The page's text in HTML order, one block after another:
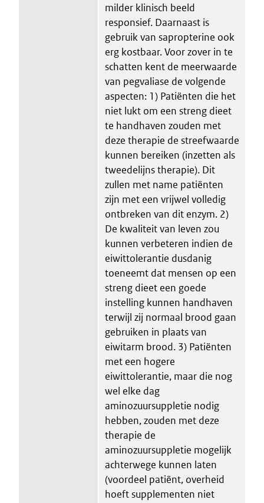
milder klinisch beeld
responsief. Daarnaast is
gebruik van sapropterine ook
erg kostbaar. Voor zover in te
schatten kent de meerwaarde
van pegvaliase de volgende
aspecten: 1) Patiënten die het
niet lukt om een streng dieet
te handhaven zouden met
deze therapie de streefwaarde
kunnen bereiken (inzetten als
tweedelijns therapie). Dit
zullen met name patiënten
zijn met een vrijwel volledig
ontbreken van dit enzym. 2)
De kwaliteit van leven zou
kunnen verbeteren indien de
eiwittolerantie dusdanig
toeneemt dat mensen op een
streng dieet een goede
instelling kunnen handhaven
terwijl zij normaal brood gaan
gebruiken in plaats van
eiwitarm brood. 3) Patiënten
met een hogere
eiwittolerantie, maar die nog
wel elke dag
aminozuursuppletie nodig
hebben, zouden met deze
therapie de
aminozuursuppletie mogelijk
achterwege kunnen laten
(voordeel patiënt, overheid
hoeft supplementen niet